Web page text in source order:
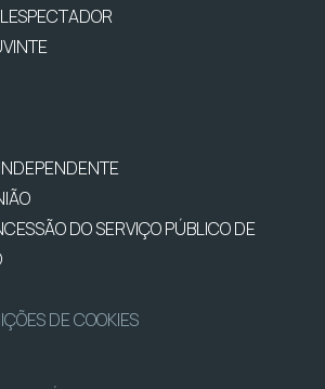
DO SERVIÇO PÚBLICO DE
DE COOKIES